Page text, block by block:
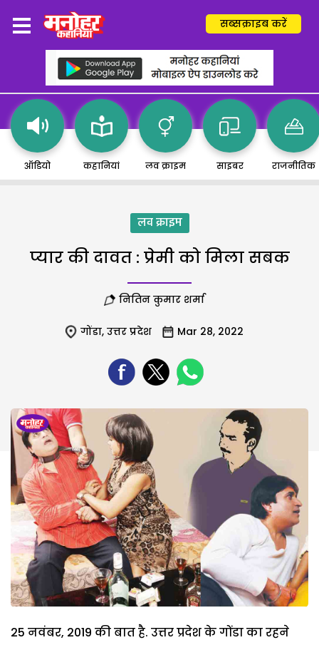
सब्सक्राइब करें
ऑडियो कहानियां लव क्राइम साइबर राजनीतिक
लव क्राइम
प्यार की दावत : प्रेमी को मिला सबक
नितिन कुमार शर्मा
गोंडा, उत्तर प्रदेश Mar 28, 2022
25 नवंबर, 2019 की बात है. उत्तर प्रदेश के गोंडा का रहने